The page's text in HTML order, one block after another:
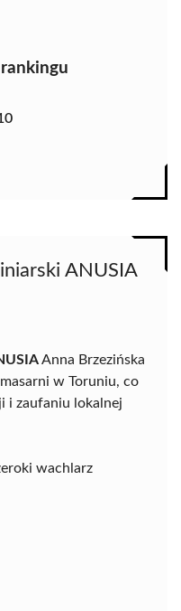
ANUSIA
Anna Brzezińska
w Toruniu, co
i zaufaniu lokalnej
wachlarz